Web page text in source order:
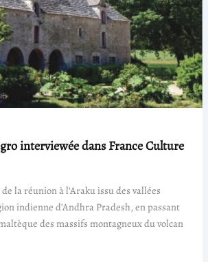
interviewée dans France Culture
la réunion à l’Araku issu des vallées
indienne d’Andhra Pradesh, en passant
des massifs montagneux du volcan